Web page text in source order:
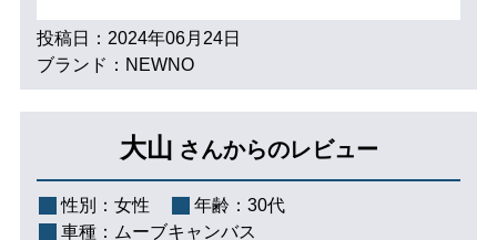
投稿日：2024年06月24日
ブランド：NEWNO
大山 さんからのレビュー
性別： 女性 年齢： 30代
車種： ムーブキャンバス